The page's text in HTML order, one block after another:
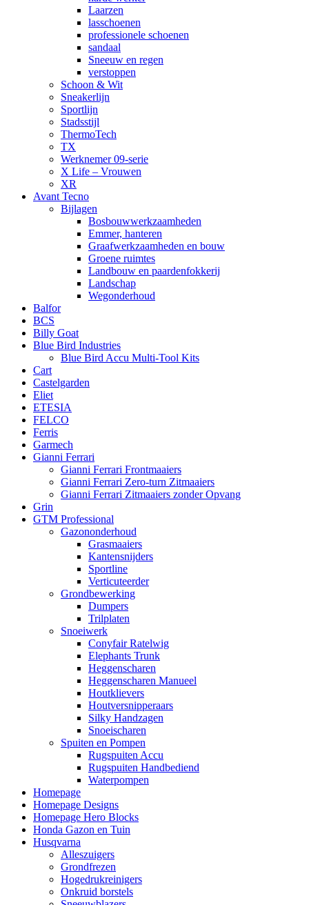
Laarzen
lasschoenen
professionele schoenen
sandaal
Sneeuw en regen
verstoppen
Schoon & Wit
Sneakerlijn
Sportlijn
Stadsstijl
ThermoTech
TX
Werknemer 09-serie
X Life – Vrouwen
XR
Avant Tecno
Bijlagen
Bosbouwwerkzaamheden
Emmer, hanteren
Graafwerkzaamheden en bouw
Groene ruimtes
Landbouw en paardenfokkerij
Landschap
Wegonderhoud
Balfor
BCS
Billy Goat
Blue Bird Industries
Blue Bird Accu Multi-Tool Kits
Cart
Castelgarden
Eliet
ETESIA
FELCO
Ferris
Garmech
Gianni Ferrari
Gianni Ferrari Frontmaaiers
Gianni Ferrari Zero-turn Zitmaaiers
Gianni Ferrari Zitmaaiers zonder Opvang
Grin
GTM Professional
Gazononderhoud
Grasmaaiers
Kantensnijders
Sportline
Verticuteerder
Grondbewerking
Dumpers
Trilplaten
Snoeiwerk
Conyfair Ratelwig
Elephants Trunk
Heggenscharen
Heggenscharen Manueel
Houtklievers
Houtversnipperaars
Silky Handzagen
Snoeischaren
Spuiten en Pompen
Rugspuiten Accu
Rugspuiten Handbediend
Waterpompen
Homepage
Homepage Designs
Homepage Hero Blocks
Honda Gazon en Tuin
Husqvarna
Alleszuigers
Grondfrezen
Hogedrukreinigers
Onkruid borstels